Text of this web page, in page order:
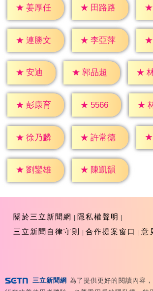
★ 姜厚任 ★ 田路路 ★
★ 連勝文 ★ 李亞萍 ★
★ 安迪 ★ 郭品超 ★
★ 彭康育 ★ 5566 ★
★ 徐乃麟 ★ 許常德 ★
★ 劉鑾雄 ★ 陳凱韻
關於三立新聞網
隱私權聲明
三立新聞自律守則
合作提案窗口 意
Copyright ©2026 Sanlih E-
三立新聞網 為了提供更好的閱讀內容